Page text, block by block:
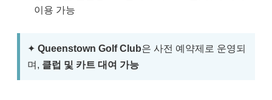
이용 가능
✦ Queenstown Golf Club은 사전 예약제로 운영되
며, 클럽 및 카트 대여 가능